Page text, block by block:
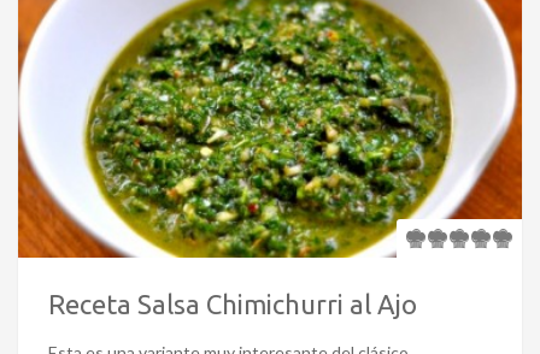
Receta Salsa Chimichurri al Ajo